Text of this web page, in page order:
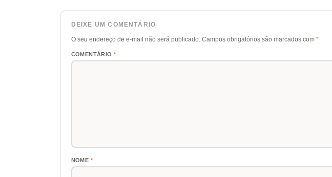
DEIXE UM COMENTÁRIO
O seu endereço de e-mail não será publicado. Campos obrigatórios são marcados com *
COMENTÁRIO *
NOME *